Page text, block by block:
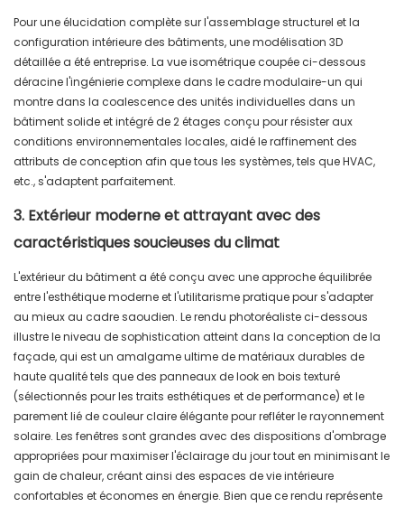
Pour une élucidation complète sur l'assemblage structurel et la
configuration intérieure des bâtiments, une modélisation 3D
détaillée a été entreprise. La vue isométrique coupée ci-dessous
déracine l'ingénierie complexe dans le cadre modulaire-un qui
montre dans la coalescence des unités individuelles dans un
bâtiment solide et intégré de 2 étages conçu pour résister aux
conditions environnementales locales, aidé le raffinement des
attributs de conception afin que tous les systèmes, tels que HVAC,
etc., s'adaptent parfaitement.
3. Extérieur moderne et attrayant avec des
caractéristiques soucieuses du climat
L'extérieur du bâtiment a été conçu avec une approche équilibrée
entre l'esthétique moderne et l'utilitarisme pratique pour s'adapter
au mieux au cadre saoudien. Le rendu photoréaliste ci-dessous
illustre le niveau de sophistication atteint dans la conception de la
façade, qui est un amalgame ultime de matériaux durables de
haute qualité tels que des panneaux de look en bois texturé
(sélectionnés pour les traits esthétiques et de performance) et le
parement lié de couleur claire élégante pour refléter le rayonnement
solaire. Les fenêtres sont grandes avec des dispositions d'ombrage
appropriées pour maximiser l'éclairage du jour tout en minimisant le
gain de chaleur, créant ainsi des espaces de vie intérieure
confortables et économes en énergie. Bien que ce rendu représente